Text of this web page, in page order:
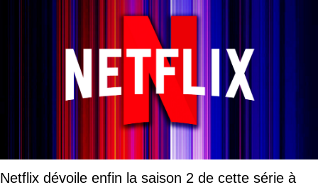
Netflix dévoile enfin la saison 2 de cette série à